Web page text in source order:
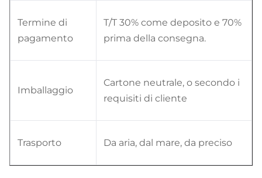
Termine di
pagamento
T/T 30% come deposito e 70%
prima della consegna.
Imballaggio
Cartone neutrale, o secondo i
requisiti di cliente
Trasporto Da aria, dal mare, da preciso